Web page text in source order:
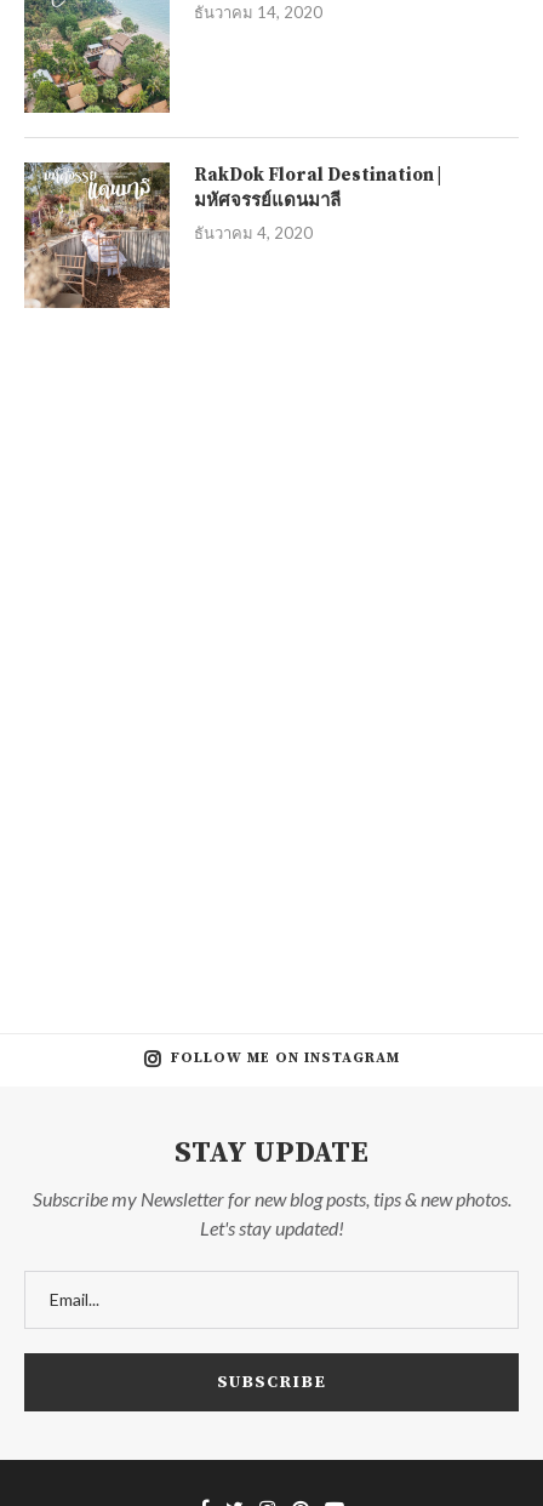
ธันวาคม 14, 2020
RakDok Floral Destination |
มหัศจรรย์แดนมาลี
ธันวาคม 4, 2020
FOLLOW ME ON INSTAGRAM
STAY UPDATE
Subscribe my Newsletter for new blog posts, tips & new photos.
Let's stay updated!